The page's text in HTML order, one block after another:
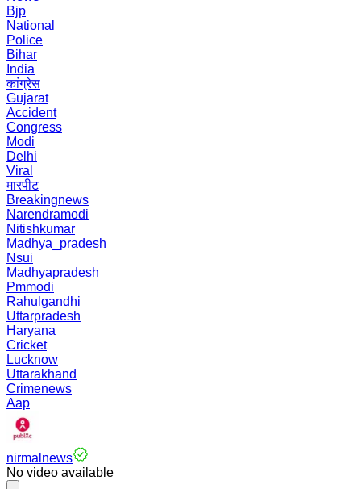
Bjp
National
Police
Bihar
India
कांग्रेस
Gujarat
Accident
Congress
Modi
Delhi
Viral
मारपीट
Breakingnews
Narendramodi
Nitishkumar
Madhya_pradesh
Nsui
Madhyapradesh
Pmmodi
Rahulgandhi
Uttarpradesh
Haryana
Cricket
Lucknow
Uttarakhand
Crimenews
Aap
nirmalnews
No video available